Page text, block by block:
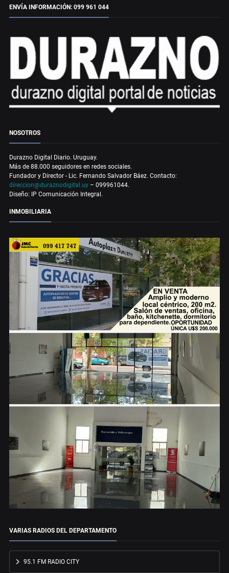
ENVÍA INFORMACIÓN: 099 961 044
NOSOTROS
Durazno Digital Diario. Uruguay.
Más de 88.000 seguidores en redes sociales.
Fundador y Director - Lic. Fernando Salvador Báez. Contacto:
direccion@duraznodigital.uy – 099961044.
Diseño: IP Comunicación Integral.
INMOBILIARIA
VARIAS RADIOS DEL DEPARTAMENTO
95.1 FM RADIO CITY